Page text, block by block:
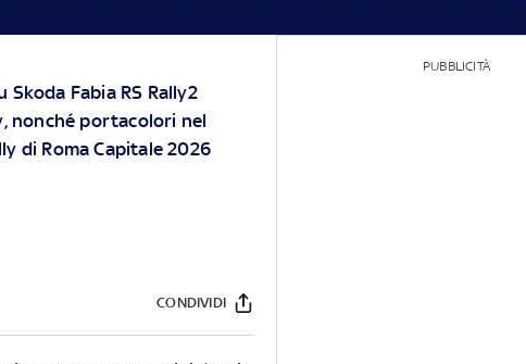
Fabia RS Rally2
nonché portacolori nel
di Roma Capitale 2026
CONDIVIDI
PUBBLICITÀ